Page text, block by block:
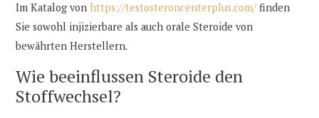
Im Katalog vonhttps://testosteroncenterplus.com/finden
Sie sowohl injizierbare als auch orale Steroide von
bewährten Herstellern.
Wie beeinflussen Steroide den
Stoffwechsel?